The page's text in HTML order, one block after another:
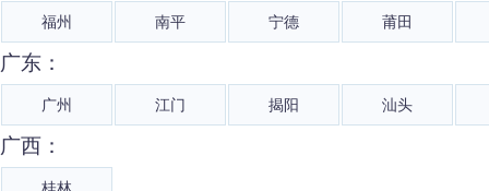
福州 南平 宁德 莆田
广东：
广州 江门 揭阳 汕头
广西：